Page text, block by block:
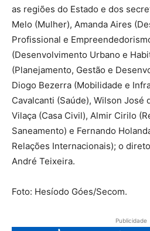
as regiões do Estado e dos
Melo (Mulher), Amanda Aires
Profissional e
(Desenvolvimento Urbano e
(Planejamento, Gestão e
Diogo Bezerra (Mobilidade e
Cavalcanti (Saúde), Wilson José
Vilaça (Casa Civil), Almir Cirilo
Saneamento) e Fernando
Relações Internacionais); o
André Teixeira.
Foto: Hesíodo Góes/Secom.
Publicidade